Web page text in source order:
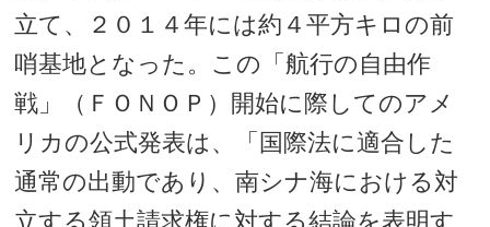
立て、２０１４年には約４平方キロの前
哨基地となった。この「航行の自由作
戦」（ＦＯＮＯＰ）開始に際してのアメ
リカの公式発表は、「国際法に適合した
通常の出動であり、南シナ海における対
立する領土請求権に対する結論を表明す